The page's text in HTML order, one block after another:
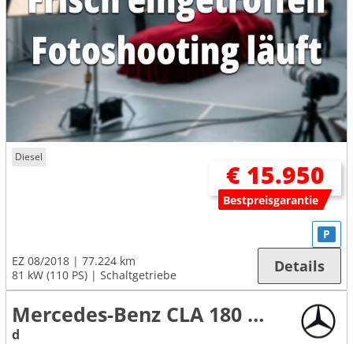
Diesel
€ 15.950
Bestpreisgarantie
EZ 08/2018
77.224 km
81 kW (110 PS)
Schaltgetriebe
P
Details
Mercedes-Benz CLA 180 Shooting Brake
d